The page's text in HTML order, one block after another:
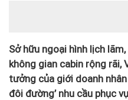
Sở hữu ngoại hình lịch
không gian cabin rộng rãi,
tưởng của giới doanh
đôi đường’ nhu cầu phục